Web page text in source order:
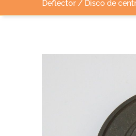
Deflector / Disco de